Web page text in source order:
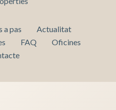
a pas
Actualitat
FAQ
Oficines